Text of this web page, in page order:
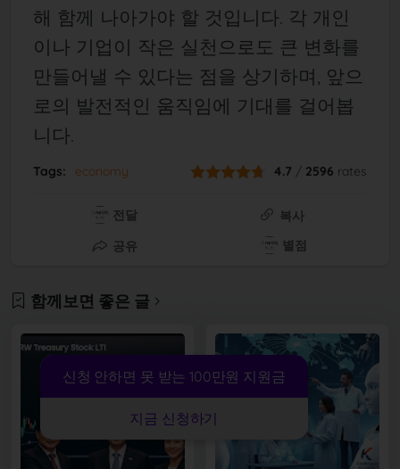
신청 안하면 못 받는 100만원 지원금
지금 신청하기
해 함께 나아가야 할 것입니다. 각 개인
이나 기업이 작은 실천으로도 큰 변화를
만들어낼 수 있다는 점을 상기하며, 앞으
로의 발전적인 움직임에 기대를 걸어봅
니다.
Tags: economy 4.7 / 2596 rates
전달
복사
공유
별점
함께보면 좋은 글